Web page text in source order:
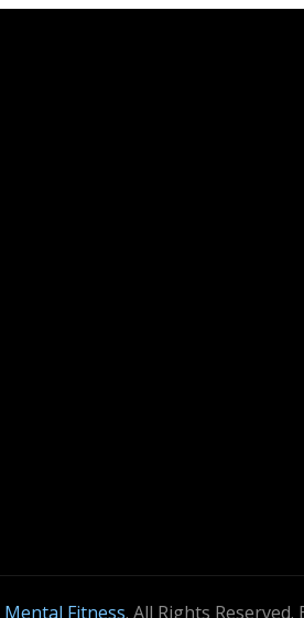
Mental Fitness. All Rights Reserved.